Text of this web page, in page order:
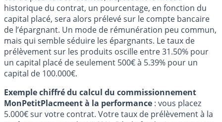
historique du contrat, un pourcentage, en fonction du
capital placé, sera alors prélevé sur le compte bancaire
de l’épargnant. Un mode de rémunération peu commun,
mais qui semble séduire les épargnants. Le taux de
prélèvement sur les produits oscille entre 31.50% pour
un capital placé de seulement 500€ à 5.39% pour un
capital de 100.000€.
Exemple chiffré du calcul du commissionnement
MonPetitPlacmeent à la performance : vous placez
5.000€ sur votre contrat. Votre taux de prélèvement à la